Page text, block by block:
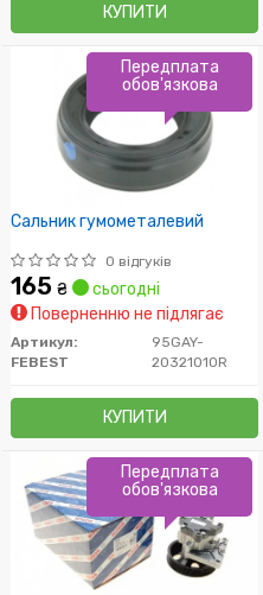
КУПИТИ
Сальник гумометалевий
0 відгуків
165 ₴
сьогодні
Поверненню не підлягає
Артикул:
95GAY-
20321010R
FEBEST
КУПИТИ
Передплата
обов'язкова
Передплата
обов'язкова